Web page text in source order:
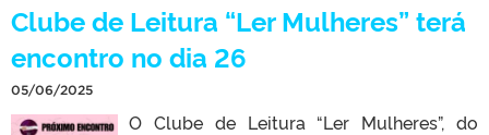
Clube de Leitura “Ler Mulheres” terá
encontro no dia 26
05/06/2025
O Clube de Leitura “Ler Mulheres”, do